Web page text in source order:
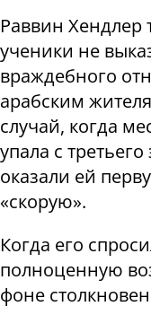
Раввин Хендлер
ученики не
враждебного
арабским
случай, когда
упала с
оказали ей
«скорую».
Когда его
полноценную
фоне